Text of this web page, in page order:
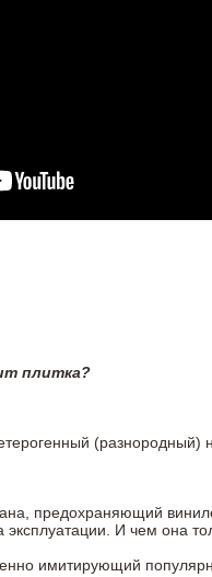
плитка?
предохраняющий
эксплуатации. И чем она
имитирующий